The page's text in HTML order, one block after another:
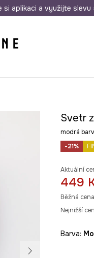
i do 24 hodin 30
si aplikaci a využijte slevu
Svetr
modrá
-21%
Aktuální
449
Běžná
Nejnižší
Barva: